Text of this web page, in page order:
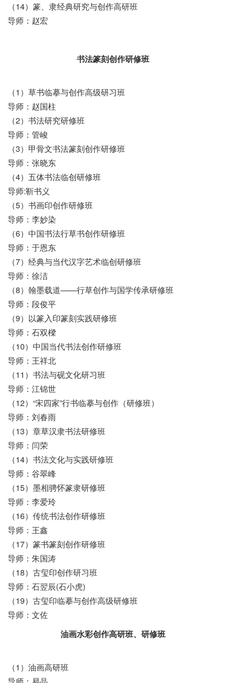
（14）篆、隶经典研究与创作高研班
导师：赵宏
书法篆刻创作研修班
（1）草书临摹与创作高级研习班
导师：赵国柱
（2）书法研究研修班
导师：管峻
（3）甲骨文书法篆刻创作研修班
导师：张晓东
（4）五体书法临创研修班
导师:靳书义
（5）书画印创作研修班
导师：李妙染
（6）中国书法行草书创作研修班
导师：于恩东
（7）经典与当代汉字艺术临创研修班
导师：徐洁
（8）翰墨载道——行草创作与国学传承研修班
导师：段俊平
（9）以篆入印篆刻实践研修班
导师：石双樑
（10）中国当代书法创作研修班
导师：王祥北
（11）书法与砚文化研习班
导师：江锦世
（12）“宋四家”行书临摹与创作（研修班）
导师：刘春雨
（13）章草汉隶书法研修班
导师：闫荣
（14）书法文化与实践研修班
导师：谷翠峰
（15）墨相骋怀篆隶研修班
导师：李爱玲
（16）传统书法创作研修班
导师：王鑫
（17）篆书篆刻创作研修班
导师：朱国涛
（18）古玺印创作研习班
导师：石翌辰(石小虎)
（19）古玺印临摹与创作高级研修班
导师：文佐
油画水彩创作高研班、研修班
（1）油画高研班